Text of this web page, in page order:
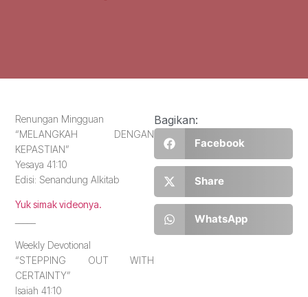
Renungan Mingguan
“MELANGKAH DENGAN
KEPASTIAN”
Yesaya 41:10
Edisi: Senandung Alkitab
Yuk simak videonya.
Weekly Devotional
“STEPPING OUT WITH
CERTAINTY”
Isaiah 41:10
Bagikan:
Facebook
Share
WhatsApp